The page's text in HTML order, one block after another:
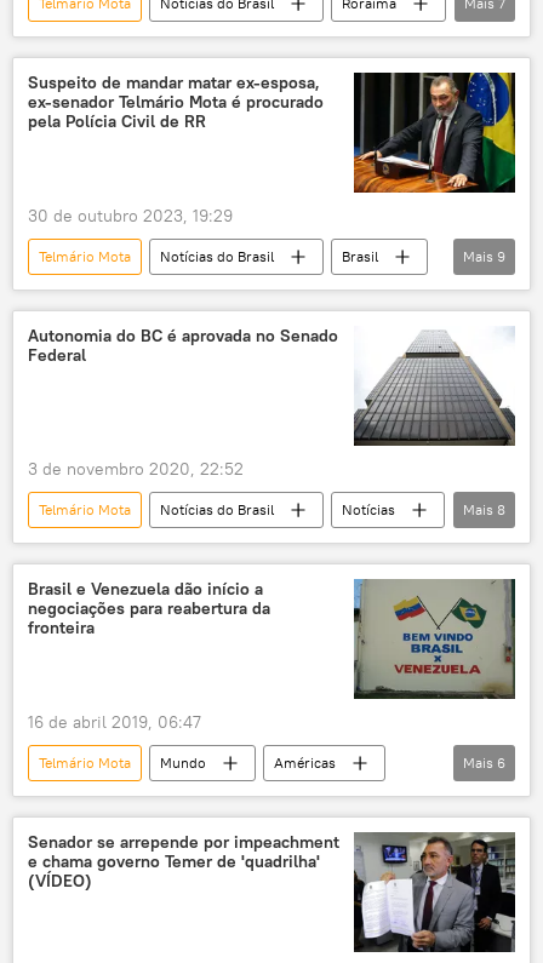
Polícia Federal (PF)
Brasil
Goiás
senador
assassinato
estupro
suspeito
Suspeito de mandar matar ex-esposa,
ex-senador Telmário Mota é procurado
pela Polícia Civil de RR
30 de outubro 2023, 19:29
Telmário Mota Notícias do Brasil
Brasil
senador
abuso sexual
eleições
assassinato
operação
foragido
Roraima
Mais 9
Autonomia do BC é aprovada no Senado
Federal
3 de novembro 2020, 22:52
Telmário Mota Notícias do Brasil
Notícias
Brasília
Senado
Câmara dos Deputados
projeto
Banco Central
Mais 8
Brasil e Venezuela dão início a
negociações para reabertura da
fronteira
16 de abril 2019, 06:47
Telmário Mota Mundo
Américas
Notícias
Venezuela
Jorge Arreaza
negociações
fronteira
Notícias do Brasil
Mais 6
Senador se arrepende por impeachment
e chama governo Temer de 'quadrilha'
(VÍDEO)